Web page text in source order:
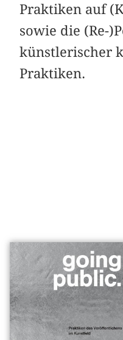
Praktiken auf
sowie die (Re-
künstlerischer
Praktiken.